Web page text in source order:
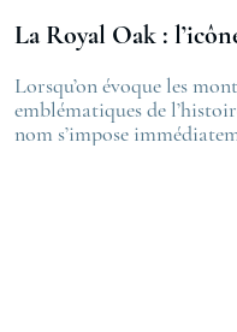
certification COSC
on
Lorsqu’on évoque les
emblématiques de
nom s’impose